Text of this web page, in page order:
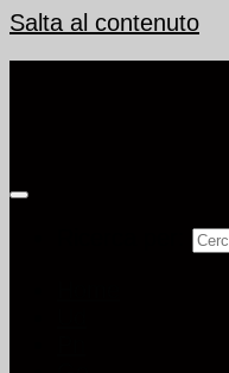
Salta al contenuto